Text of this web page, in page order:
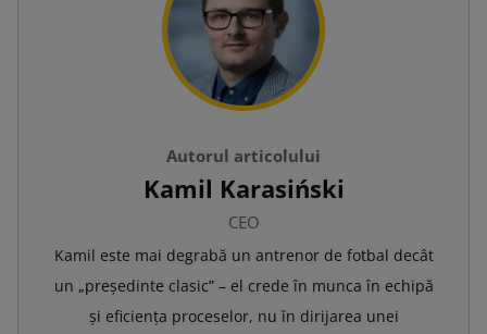
Autorul articolului
Kamil Karasiński
CEO
Kamil este mai degrabă un antrenor de fotbal decât
un „președinte clasic” – el crede în munca în echipă
și eficiența proceselor, nu în dirijarea unei